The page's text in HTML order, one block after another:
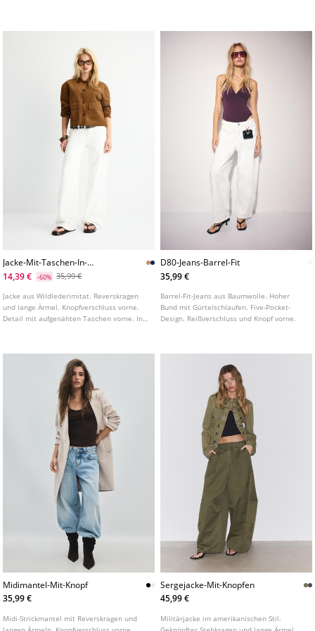
Farben erhältlich.
Jacke-Mit-Taschen-In-
Wildlederoptik
14,39 € -60% 35,99 €
Jacke aus Wildlederimitat. Reverskragen
und lange Ärmel. Knopfverschluss vorne.
Detail mit aufgenähten Taschen vorne. In
D80-Jeans-Barrel-Fit
35,99 €
Barrel-Fit-Jeans aus Baumwolle. Hoher
Bund mit Gürtelschlaufen. Five-Pocket-
Design. Reißverschluss und Knopf vorne.
Midimantel-Mit-Knopf
35,99 €
Midi-Strickmantel mit Reverskragen und
Sergejacke-Mit-Knopfen
45,99 €
Militärjacke im amerikanischen Stil.